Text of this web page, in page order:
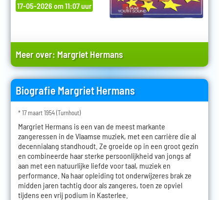
17-05-2026 om 11:07 uur
Meer over: Margriet Hermans
Biografie Margriet Hermans
* 17 maart 1954 (Turnhout)
Margriet Hermans is een van de meest markante
zangeressen in de Vlaamse muziek, met een carrière die al
decennialang standhoudt. Ze groeide op in een groot gezin
en combineerde haar sterke persoonlijkheid van jongs af
aan met een natuurlijke liefde voor taal, muziek en
performance. Na haar opleiding tot onderwijzeres brak ze
midden jaren tachtig door als zangeres, toen ze opviel
tijdens een vrij podium in Kasterlee.